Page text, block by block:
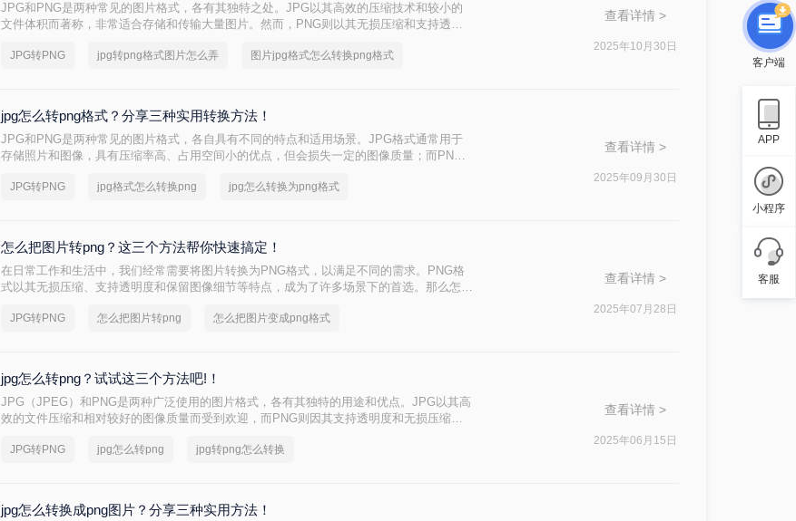
JPG和PNG是两种常见的图片格式，各有其独特之处。JPG以其高效的压缩技术和较小的
文件体积而著称，非常适合存储和传输大量图片。然而，PNG则以其无损压缩和支持透明
弄呢？本文将介绍两种将JPG转换为PNG格式图片的方法。
JPG转PNG jpg转png格式图片怎么弄 图片jpg格式怎么转换png格式
查看详情 >
2025年10月30日
jpg怎么转png格式？分享三种实用转换方法！
JPG和PNG是两种常见的图片格式，各自具有不同的特点和适用场景。JPG格式通常用于
存储照片和图像，具有压缩率高、占用空间小的优点，但会损失一定的图像质量；而PNG
能需要将JPG图片转换为PNG格式，以满足特定的需求。那么jpg怎么转png格式呢？本文将
JPG转PNG jpg格式怎么转换png jpg怎么转换为png格式
查看详情 >
2025年09月30日
怎么把图片转png？这三个方法帮你快速搞定！
在日常工作和生活中，我们经常需要将图片转换为PNG格式，以满足不同的需求。PNG格
式以其无损压缩、支持透明度和保留图像细节等特点，成为了许多场景下的首选。那么怎么
JPG转PNG 怎么把图片转png 怎么把图片变成png格式
查看详情 >
2025年07月28日
jpg怎么转png？试试这三个方法吧!！
JPG（JPEG）和PNG是两种广泛使用的图片格式，各有其独特的用途和优点。JPG以其高
效的文件压缩和相对较好的图像质量而受到欢迎，而PNG则因其支持透明度和无损压缩而
缩。那么jpg怎么转png呢？下面，我们将介绍几种将JPG转换为PNG格式的方法。
JPG转PNG jpg怎么转png jpg转png怎么转换
查看详情 >
2025年06月15日
jpg怎么转换成png图片？分享三种实用方法！
客户端
APP
小程序
客服